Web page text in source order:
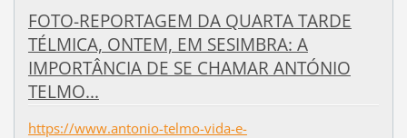
FOTO-REPORTAGEM DA QUARTA TARDE
TÉLMICA, ONTEM, EM SESIMBRA: A
IMPORTÂNCIA DE SE CHAMAR ANTÓNIO
TELMO...
https://www.antonio-telmo-vida-e-